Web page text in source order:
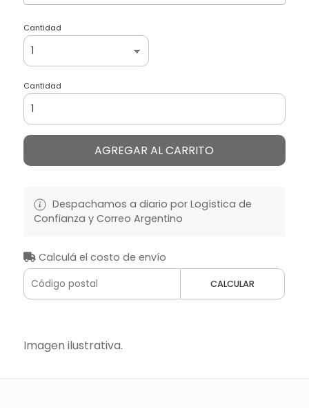
Cantidad
Cantidad
AGREGAR AL CARRITO
Despachamos a diario por Logística de
Confianza y Correo Argentino
Calculá el costo de envío
CALCULAR
Imagen ilustrativa.